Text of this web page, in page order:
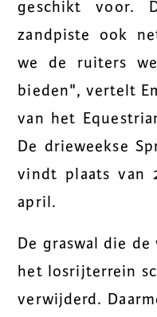
geschikt voor.
zandpiste ook
we de ruiters
bieden", vertelt
van het
De drieweekse
vindt plaats van
april.
De graswal die
het losrijterrein
verwijderd.